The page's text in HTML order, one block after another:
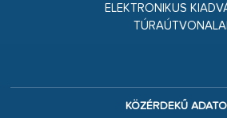
ELEKTRONIKUS
KÖZÉRDEKŰ